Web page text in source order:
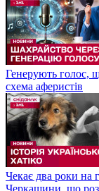
Генерують голос,
схема аферистів
Чекає два роки на
Черкащини, що